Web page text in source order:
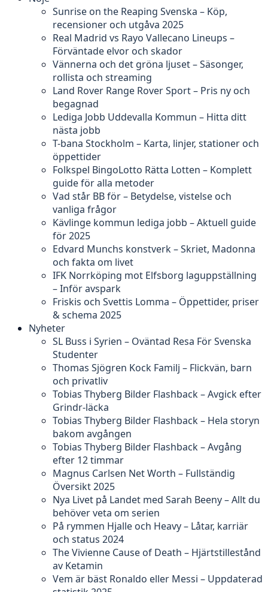
Sunrise on the Reaping Svenska – Köp,
recensioner och utgåva 2025
Real Madrid vs Rayo Vallecano Lineups –
Förväntade elvor och skador
Vännerna och det gröna ljuset – Säsonger,
rollista och streaming
Land Rover Range Rover Sport – Pris ny och
begagnad
Lediga Jobb Uddevalla Kommun – Hitta ditt
nästa jobb
T-bana Stockholm – Karta, linjer, stationer och
öppettider
Folkspel BingoLotto Rätta Lotten – Komplett
guide för alla metoder
Vad står BB för – Betydelse, vistelse och
vanliga frågor
Kävlinge kommun lediga jobb – Aktuell guide
för 2025
Edvard Munchs konstverk – Skriet, Madonna
och fakta om livet
IFK Norrköping mot Elfsborg laguppställning
– Inför avspark
Friskis och Svettis Lomma – Öppettider, priser
& schema 2025
Nyheter
SL Buss i Syrien – Oväntad Resa För Svenska
Studenter
Thomas Sjögren Kock Familj – Flickvän, barn
och privatliv
Tobias Thyberg Bilder Flashback – Avgick efter
Grindr-läcka
Tobias Thyberg Bilder Flashback – Hela storyn
bakom avgången
Tobias Thyberg Bilder Flashback – Avgång
efter 12 timmar
Magnus Carlsen Net Worth – Fullständig
Översikt 2025
Nya Livet på Landet med Sarah Beeny – Allt du
behöver veta om serien
På rymmen Hjalle och Heavy – Låtar, karriär
och status 2024
The Vivienne Cause of Death – Hjärtstillestånd
av Ketamin
Vem är bäst Ronaldo eller Messi – Uppdaterad